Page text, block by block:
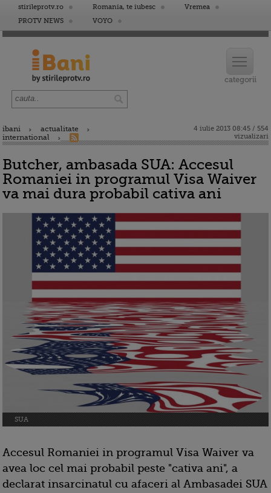
stirileprotv.ro Romania, te iubesc
Vremea
PROTV NEWS
VOYO
ibani
actualitate
international
4 iulie 2013 08:45 / 554
vizualizari
Butcher, ambasada SUA: Accesul
Romaniei in programul Visa Waiver
va mai dura probabil cativa ani
SUA
Accesul Romaniei in programul Visa Waiver va
avea loc cel mai probabil peste "cativa ani", a
declarat insarcinatul cu afaceri al Ambasadei SUA